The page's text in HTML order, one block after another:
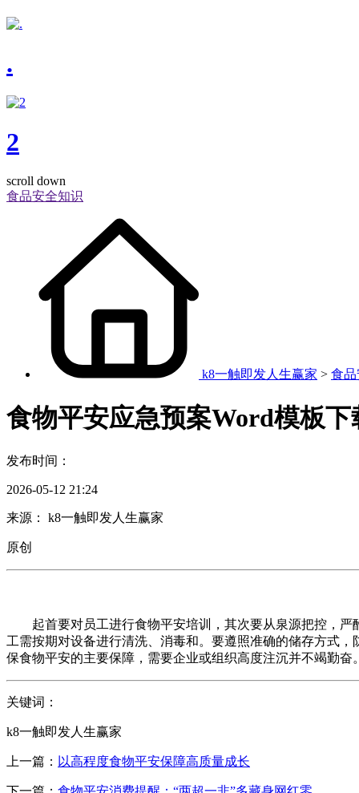
.
2
scroll down
食品安全知识
k8一触即发人生赢家 > 食
食物平安应急预案Word模板下
发布时间：
2026-05-12 21:24
来源： k8一触即发人生赢家
原创
起首要对员工进行食物平安培训，其次要从泉源把控，严
工需按期对设备进行清洗、消毒和。要遵照准确的储存方式
保食物平安的主要保障，需要企业或组织高度注沉并不竭勤奋
关键词：
k8一触即发人生赢家
上一篇： 以高程度食物平安保障高质量成长